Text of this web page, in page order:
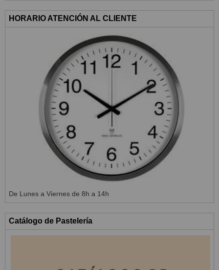
HORARIO ATENCIÓN AL CLIENTE
De Lunes a Viernes de 8h a 14h
Catálogo de Pastelería